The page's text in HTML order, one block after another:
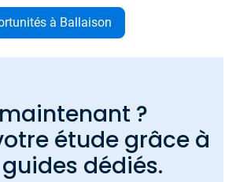
à Ballaison
?
étude grâce à
dédiés.